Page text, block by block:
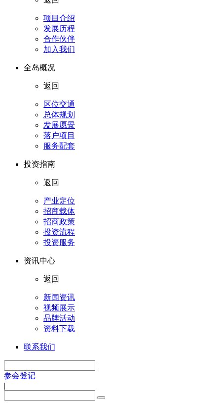
项目介绍
发展历程
合作伙伴
加入我们
全岛概况
返回
区位交通
总体规划
发展愿景
落户项目
服务配套
投资指南
返回
产业定位
招商载体
招商政策
投资流程
投资服务
资讯中心
返回
新闻资讯
视频展示
品牌活动
资料下载
联系我们
参会登记
|